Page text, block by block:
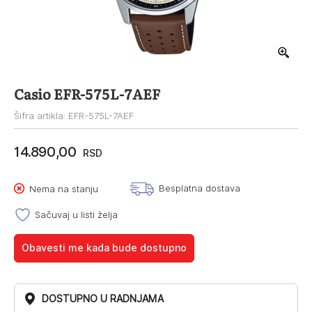
Casio EFR-575L-7AEF
Šifra artikla: EFR-575L-7AEF
14.890,00 RSD
Nema na stanju Besplatna dostava
Sačuvaj u listi želja
Obavesti me kada bude dostupno
DOSTUPNO U RADNJAMA